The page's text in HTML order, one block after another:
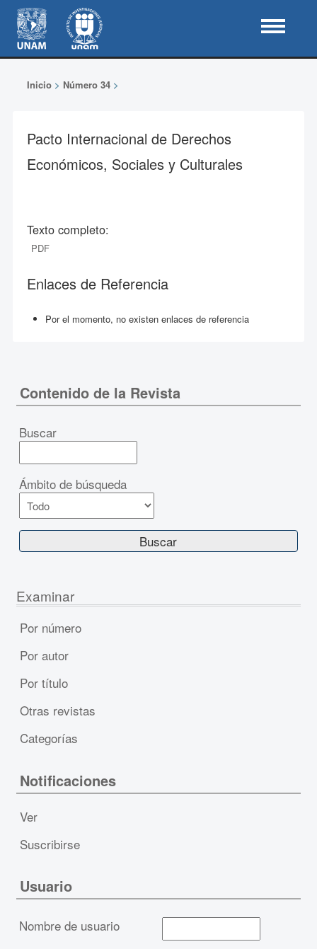
Inicio> Número 34>
Pacto Internacional de Derechos
Económicos, Sociales y Culturales
Texto completo:
PDF
Enlaces de Referencia
Por el momento, no existen enlaces de referencia
Contenido de la Revista
Buscar
Ámbito de búsqueda
Examinar
Por número
Por autor
Por título
Otras revistas
Categorías
Notificaciones
Ver
Suscribirse
Usuario
Nombre de usuario